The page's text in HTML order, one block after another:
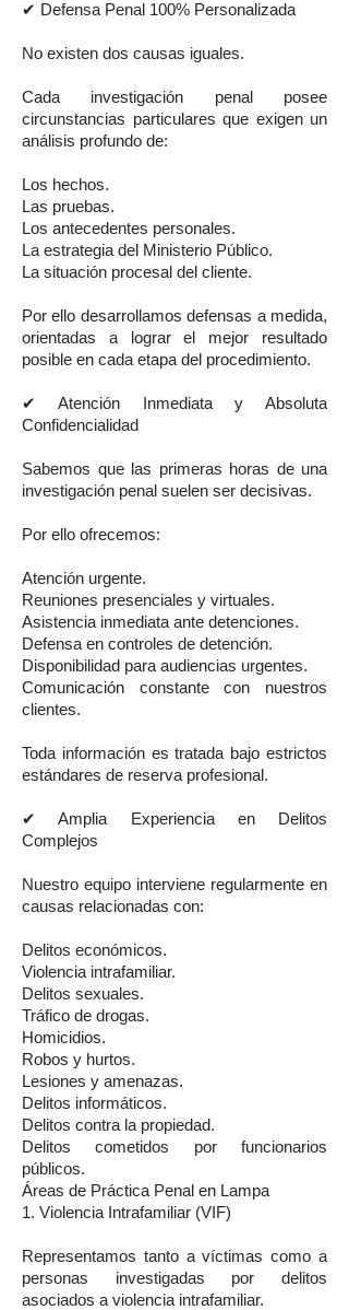
✔ Defensa Penal 100% Personalizada
No existen dos causas iguales.
Cada investigación penal posee
circunstancias particulares que exigen un
análisis profundo de:
Los hechos.
Las pruebas.
Los antecedentes personales.
La estrategia del Ministerio Público.
La situación procesal del cliente.
Por ello desarrollamos defensas a medida,
orientadas a lograr el mejor resultado
posible en cada etapa del procedimiento.
✔ Atención Inmediata y Absoluta
Confidencialidad
Sabemos que las primeras horas de una
investigación penal suelen ser decisivas.
Por ello ofrecemos:
Atención urgente.
Reuniones presenciales y virtuales.
Asistencia inmediata ante detenciones.
Defensa en controles de detención.
Disponibilidad para audiencias urgentes.
Comunicación constante con nuestros
clientes.
Toda información es tratada bajo estrictos
estándares de reserva profesional.
✔ Amplia Experiencia en Delitos
Complejos
Nuestro equipo interviene regularmente en
causas relacionadas con:
Delitos económicos.
Violencia intrafamiliar.
Delitos sexuales.
Tráfico de drogas.
Homicidios.
Robos y hurtos.
Lesiones y amenazas.
Delitos informáticos.
Delitos contra la propiedad.
Delitos cometidos por funcionarios
públicos.
Áreas de Práctica Penal en Lampa
1. Violencia Intrafamiliar (VIF)
Representamos tanto a víctimas como a
personas investigadas por delitos
asociados a violencia intrafamiliar.